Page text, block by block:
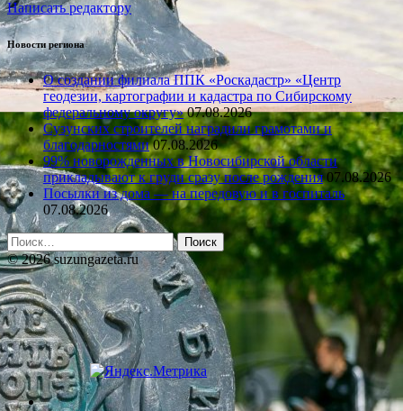
Написать редактору
Новости региона
О создании филиала ППК «Роскадастр» «Центр
геодезии, картографии и кадастра по Сибирскому
федеральному округу» 07.08.2026
Сузунских строителей наградили грамотами и
благодарностями 07.08.2026
99% новорожденных в Новосибирской области
прикладывают к груди сразу после рождения 07.08.2026
Посылки из дома — на передовую и в госпиталь
07.08.2026
Найти:
© 2026 suzungazeta.ru